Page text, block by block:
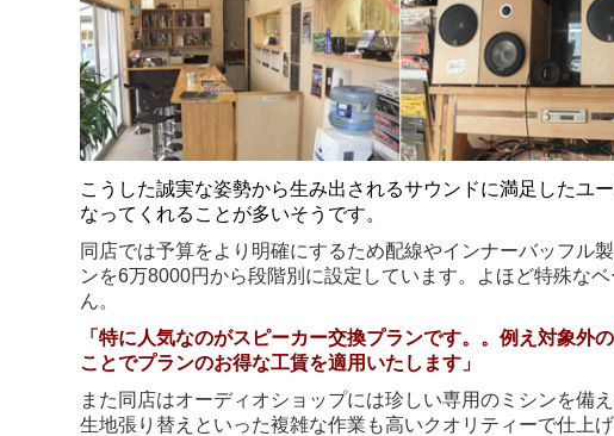
こうした誠実な姿勢から生み出されるサウンドに満足したユ
なってくれることが多いそうです。
同店では予算をより明確にするため配線やインナーバッフル
ンを6万8000円から段階別に設定しています。よほど特殊な
ん。
「特に人気なのがスピーカー交換プランです。。例え対象外
ことでプランのお得な工賃を適用いたします」
また同店はオーディオショップには珍しい専用のミシンを備
生地張り替えといった複雑な作業も高いクオリティーで仕上げ